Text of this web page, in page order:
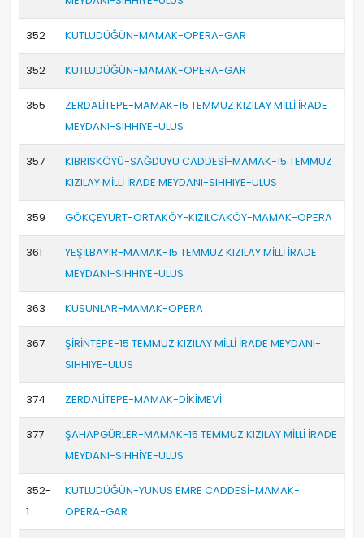
352 KUTLUDÜĞÜN-MAMAK-OPERA-GAR
352 KUTLUDÜĞÜN-MAMAK-OPERA-GAR
355
ZERDALİTEPE-MAMAK-15 TEMMUZ KIZILAY MİLLİ İRADE
MEYDANI-SIHHIYE-ULUS
357
KIBRISKÖYÜ-SAĞDUYU CADDESİ-MAMAK-15 TEMMUZ
KIZILAY MİLLİ İRADE MEYDANI-SIHHIYE-ULUS
359 GÖKÇEYURT-ORTAKÖY-KIZILCAKÖY-MAMAK-OPERA
361
YEŞİLBAYIR-MAMAK-15 TEMMUZ KIZILAY MİLLİ İRADE
MEYDANI-SIHHIYE-ULUS
363 KUSUNLAR-MAMAK-OPERA
367
ŞİRİNTEPE-15 TEMMUZ KIZILAY MİLLİ İRADE MEYDANI-
SIHHIYE-ULUS
374 ZERDALİTEPE-MAMAK-DİKİMEVİ
377
ŞAHAPGÜRLER-MAMAK-15 TEMMUZ KIZILAY MİLLİ İRADE
MEYDANI-SIHHİYE-ULUS
352-
1
KUTLUDÜĞÜN-YUNUS EMRE CADDESİ-MAMAK-
OPERA-GAR